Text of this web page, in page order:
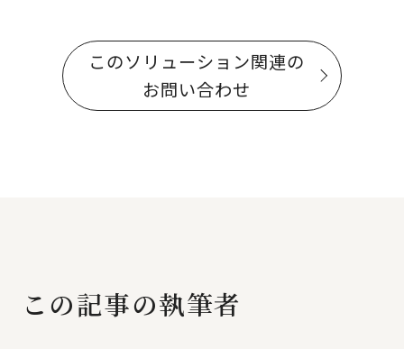
このソリューション関連の
お問い合わせ
この記事の執筆者